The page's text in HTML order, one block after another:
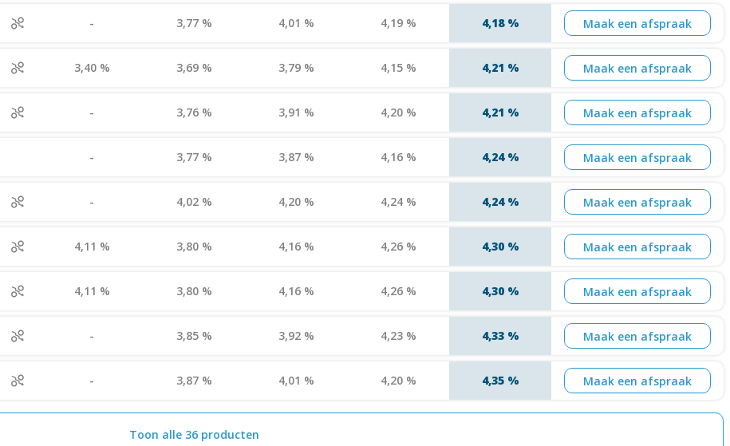
- 3,77 % 4,01 % 4,19 % 4,18 % Maak een afspraak
3,40 % 3,69 % 3,79 % 4,15 % 4,21 % Maak een afspraak
- 3,76 % 3,91 % 4,20 % 4,21 % Maak een afspraak
- 3,77 % 3,87 % 4,16 % 4,24 % Maak een afspraak
- 4,02 % 4,20 % 4,24 % 4,24 % Maak een afspraak
4,11 % 3,80 % 4,16 % 4,26 % 4,30 % Maak een afspraak
4,11 % 3,80 % 4,16 % 4,26 % 4,30 % Maak een afspraak
- 3,85 % 3,92 % 4,23 % 4,33 % Maak een afspraak
- 3,87 % 4,01 % 4,20 % 4,35 % Maak een afspraak
Toon alle 36 producten